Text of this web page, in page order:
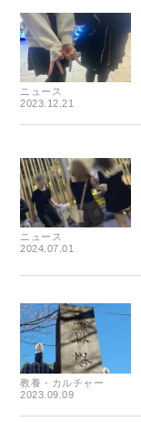
ニュース
2023.12.21
ニュース
2024.07.01
教養・カルチャー
2023.09.09